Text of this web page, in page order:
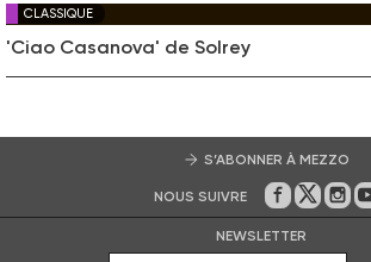
CLASSIQUE
'Ciao Casanova' de Solrey
S’ABONNER À MEZZO
NOUS SUIVRE SurSurSur
NEWSLETTER